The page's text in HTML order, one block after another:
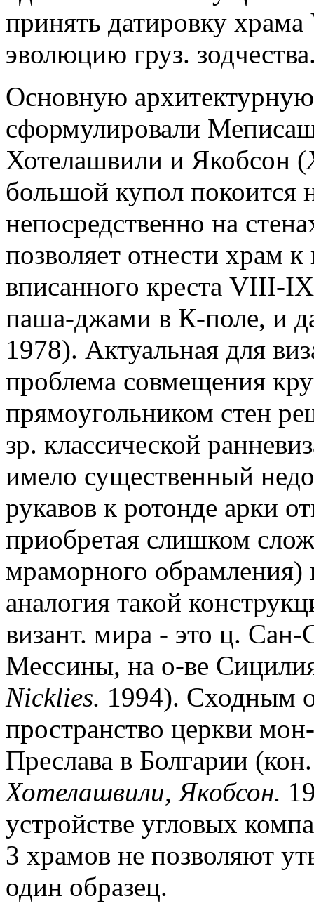
принять датировку
эволюцию груз.
Основную
сформулировали
Хотелашвили и Якобсон (
большой купол покоится
непосредственно на
позволяет отнести храм
вписанного креста VIII-
паша-джами в К-поле, и
1978). Актуальная для
проблема совмещения
прямоугольником стен
зр. классической
имело существенный
рукавов к ротонде арки
приобретая слишком
мраморного обрамления)
аналогия такой
визант. мира - это ц. Сан-
Мессины, на о-ве
Nicklies. 1994). Сходным
пространство церкви
Преслава в Болгарии
Хотелашвили, Якобсон.
устройстве угловых
3 храмов не позволяют
один образец.